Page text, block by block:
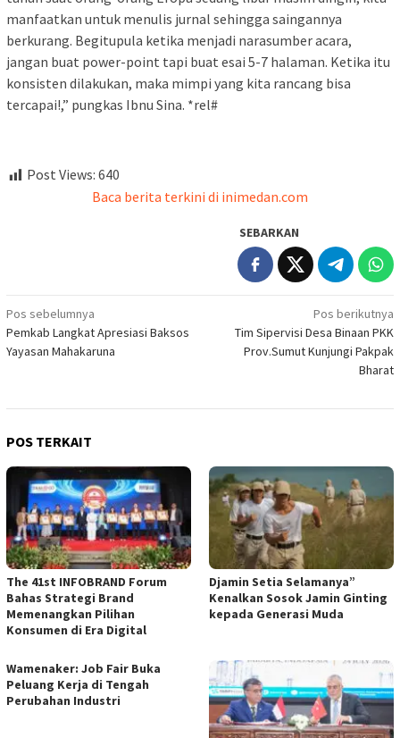
manfaatkan untuk menulis jurnal sehingga saingannya
berkurang. Begitupula ketika menjadi narasumber acara,
jangan buat power-point tapi buat esai 5-7 halaman. Ketika itu
konsisten dilakukan, maka mimpi yang kita rancang bisa
tercapai!,” pungkas Ibnu Sina. *rel#
Post Views: 640
Baca berita terkini di inimedan.com
SEBARKAN
Navigasi
pos
Pos sebelumnya
Pemkab Langkat Apresiasi Baksos
Yayasan Mahakaruna
Pos berikutnya
Tim Sipervisi Desa Binaan PKK
Prov.Sumut Kunjungi Pakpak
Bharat
POS TERKAIT
The 41st INFOBRAND Forum
Bahas Strategi Brand
Memenangkan Pilihan
Konsumen di Era Digital
Djamin Setia Selamanya”
Kenalkan Sosok Jamin Ginting
kepada Generasi Muda
Wamenaker: Job Fair Buka
Peluang Kerja di Tengah
Perubahan Industri